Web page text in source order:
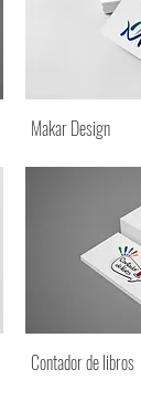
Makar Design
Contador de libros